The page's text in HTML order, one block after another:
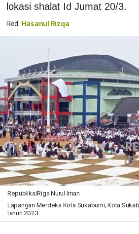
lokasi shalat Id Jumat 20/3.
Red: Hasanul Rizqa
Republika/Riga Nurul Iman
Lapangan Merdeka Kota Sukabumi, Kota
tahun 2023